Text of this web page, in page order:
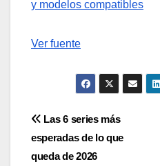
y modelos compatibles
Ver fuente
Navegación
de
Las 6 series más
esperadas de lo que
queda de 2026